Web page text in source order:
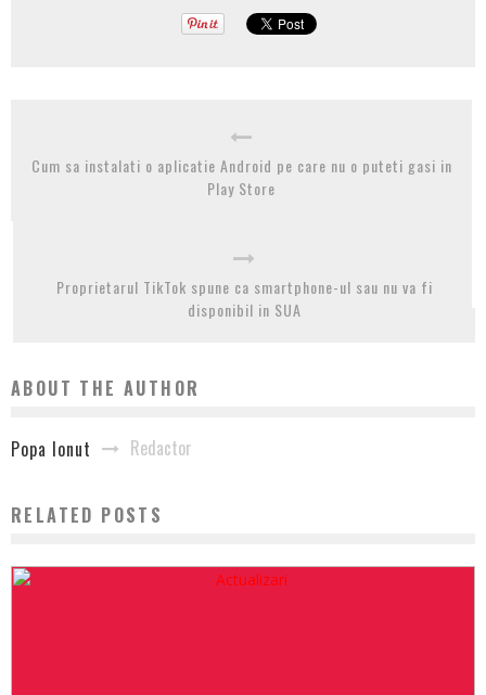
Cum sa instalati o aplicatie Android pe care nu o puteti gasi in
Play Store
Proprietarul TikTok spune ca smartphone-ul sau nu va fi
disponibil in SUA
ABOUT THE AUTHOR
Popa Ionut Redactor
RELATED POSTS